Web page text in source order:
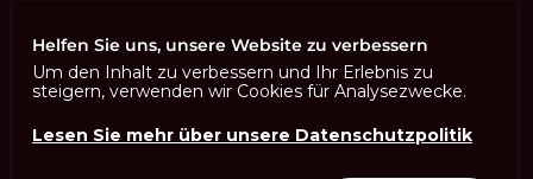
Helfen Sie uns, unsere Website zu verbessern
Um den Inhalt zu verbessern und Ihr Erlebnis zu
steigern, verwenden wir Cookies für Analysezwecke.
Lesen Sie mehr über unsere Datenschutzpolitik